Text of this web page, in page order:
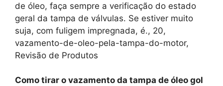
de óleo, faça sempre a verificação do estado
geral da tampa de válvulas. Se estiver muito
suja, com fuligem impregnada, é., 20,
vazamento-de-oleo-pela-tampa-do-motor,
Revisão de Produtos
Como tirar o vazamento da tampa de óleo gol